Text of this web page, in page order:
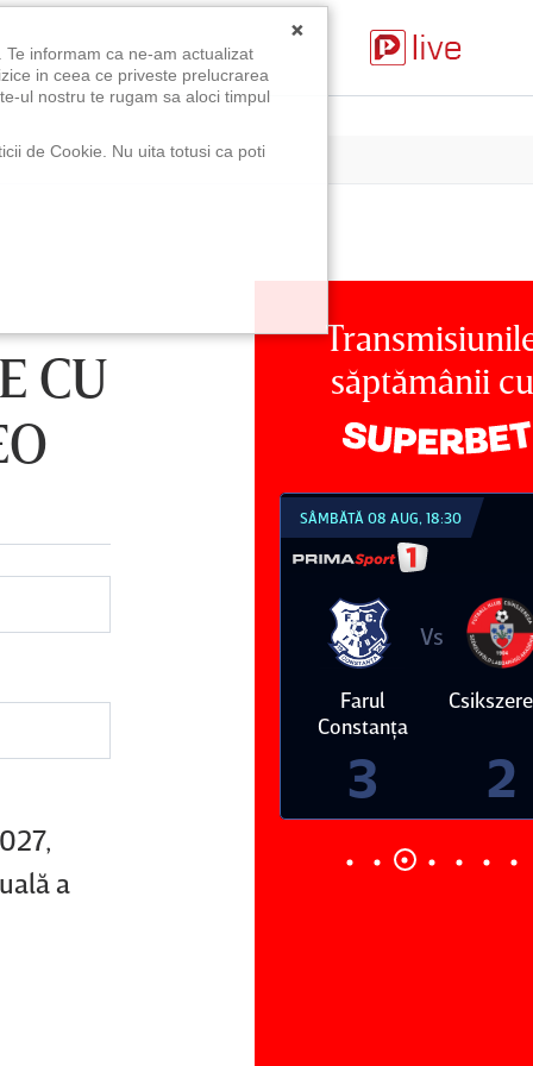
CU
a
săptămânii cu
Farul
3
Vs
SÂMBĂTĂ 08 AUG, 21:30
Dinamo
4
Vs
FC
0
×
informam ca ne-am actualizat
in ceea ce priveste prelucrarea
ul nostru te rugam sa aloci timpul
de Cookie. Nu uita totusi ca poti